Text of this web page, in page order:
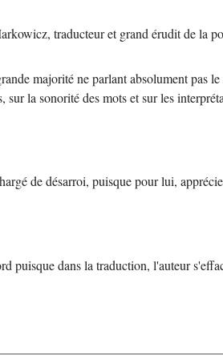
traducteur et grand érudit de la
majorité ne parlant absolument pas
la sonorité des mots et sur les
de désarroi, puisque pour lui,
dans la traduction, l'auteur